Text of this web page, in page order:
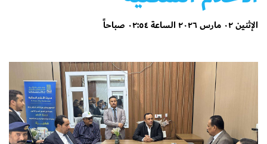
الإثنين ٠٢ مارس ٢٠٢٦ الساعة ٠٢:٥٤ صباحاً